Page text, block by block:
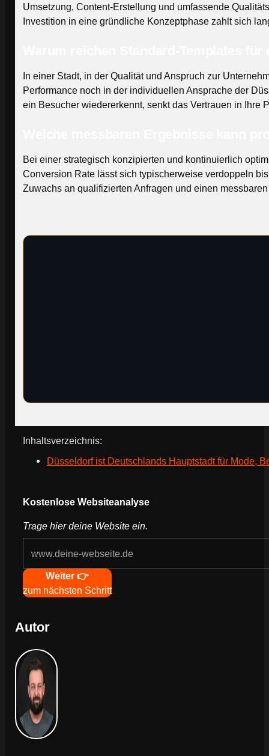
Umsetzung, Content-Erstellung und umfassende
Investition in eine gründliche Konzeptphase zahlt sich
In einer Stadt, in der Qualität und Anspruch zur
Performance noch in der individuellen Ansprache der
ein Besucher wiedererkennt, senkt das Vertrauen in Ihre
Bei einer strategisch konzipierten und kontinuierlich
Conversion Rate lässt sich typischerweise verdoppeln
Zuwachs an qualifizierten Anfragen und einen
Inhaltsverzeichnis:
Düsseldorf ist Deutschlands Hauptstadt für Mode,
Kostenlose Websiteanalyse
Trage hier deine Website ein.
NavigationWeiter 👉
zum nächsten Schritt
Autor